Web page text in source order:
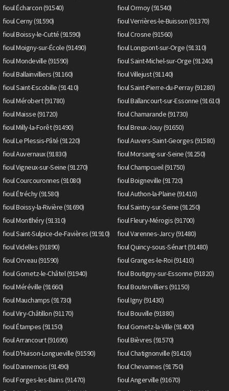
fioul Écharcon (91540)
fioul Ormoy (91540)
fioul Cerny (91590)
fioul Verrières-le-Buisson (91370)
fioul Boissy-le-Cutté (91590)
fioul Crosne (91560)
fioul Moigny-sur-École (91490)
fioul Longpont-sur-Orge (91310)
fioul Mondeville (91590)
fioul Saint-Michel-sur-Orge (91240)
fioul Ballainvilliers (91160)
fioul Villejust (91140)
fioul Saint-Escobille (91410)
fioul Saint-Pierre-du-Perray (91280)
fioul Mérobert (91780)
fioul Ballancourt-sur-Essonne (91610)
fioul Maisse (91720)
fioul Chamarande (91730)
fioul Milly-la-Forêt (91490)
fioul Breux-Jouy (91650)
fioul Le Plessis-Pâté (91220)
fioul Auvers-Saint-Georges (91580)
fioul Auvernaux (91830)
fioul Morsang-sur-Seine (91250)
fioul Vigneux-sur-Seine (91270)
fioul Champcueil (91750)
fioul Courcouronnes (91080)
fioul Boigneville (91720)
fioul Étréchy (91580)
fioul Authon-la-Plaine (91410)
fioul Boissy-la-Rivière (91690)
fioul Saintry-sur-Seine (91250)
fioul Montlhéry (91310)
fioul Fleury-Mérogis (91700)
fioul Saint-Sulpice-de-Favières (91910)
fioul Varennes-Jarcy (91480)
fioul Videlles (91890)
fioul Quincy-sous-Sénart (91480)
fioul Orveau (91590)
fioul Granges-le-Roi (91410)
fioul Gometz-le-Châtel (91940)
fioul Boutigny-sur-Essonne (91820)
fioul Méréville (91660)
fioul Boutervilliers (91150)
fioul Mauchamps (91730)
fioul Igny (91430)
fioul Viry-Châtillon (91170)
fioul Bouville (91880)
fioul Étampes (91150)
fioul Gometz-la-Ville (91400)
fioul Arrancourt (91690)
fioul Bièvres (91570)
fioul D'Huison-Longueville (91590)
fioul Chatignonville (91410)
fioul Dannemois (91490)
fioul Chevannes (91750)
fioul Forges-les-Bains (91470)
fioul Angerville (91670)